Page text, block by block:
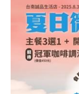
關於成真
品牌故
企業認
成真大
實體門市
門市資
門市菜單
購物商城
線上購
夢享卡會員